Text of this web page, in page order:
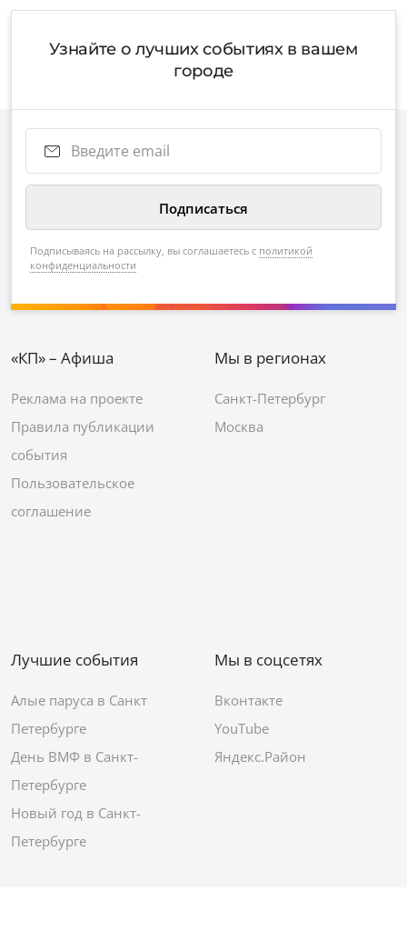
Узнайте о лучших событиях в вашем
городе
Подписываясь на рассылку, вы соглашаетесь с политикой
конфиденциальности
«КП» – Афиша
Реклама на проекте
Правила публикации
события
Пользовательское
соглашение
Мы в регионах
Санкт-Петербург
Москва
Лучшие события
Алые паруса в Санкт
Петербурге
День ВМФ в Санкт-
Петербурге
Новый год в Санкт-
Петербурге
Мы в соцсетях
Вконтакте
YouTube
Яндекс.Район